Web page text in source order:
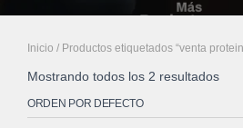
Inicio / Productos etiquetados “venta
Mostrando todos los 2 resultados